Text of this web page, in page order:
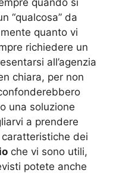
“qualcosa” da
quanto vi
richiedere un
all’agenzia
chiara, per non
una soluzione
a prendere
dei
che vi sono utili,
potete anche